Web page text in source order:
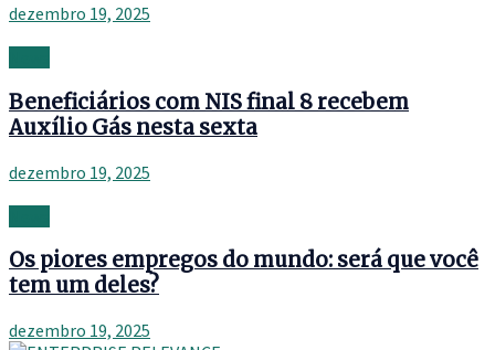
dezembro 19, 2025
Beneficiários com NIS final 8 recebem
Auxílio Gás nesta sexta
dezembro 19, 2025
Os piores empregos do mundo: será que você
tem um deles?
dezembro 19, 2025